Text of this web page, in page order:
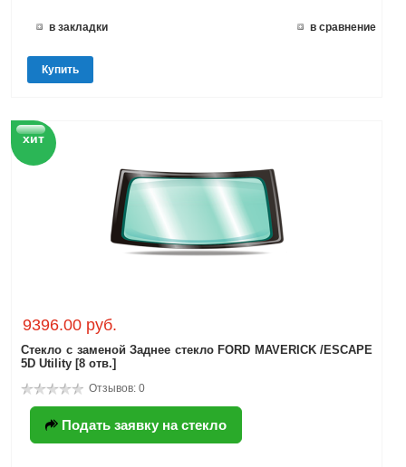
в закладки в сравнение
Купить
хит
9396.00 руб.
Стекло с заменой Заднее стекло FORD MAVERICK /ESCAPE
5D Utility [8 отв.]
Отзывов: 0
Подать заявку на стекло